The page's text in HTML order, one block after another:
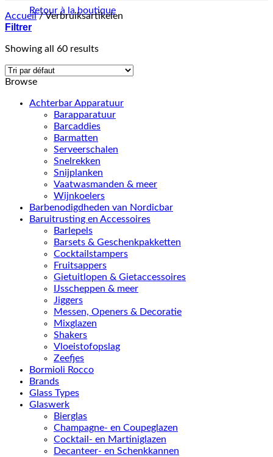
Retour à la boutique
Accueil /Verbruiksartikelen
Filtrer
Showing all 60 results
Browse
Achterbar Apparatuur
Barapparatuur
Barcaddies
Barmatten
Serveerschalen
Snelrekken
Snijplanken
Vaatwasmanden & meer
Wijnkoelers
Barbenodigdheden van Nordicbar
Baruitrusting en Accessoires
Barlepels
Barsets & Geschenkpakketten
Cocktailstampers
Fruitsappers
Gietuitlopen & Gietaccessoires
IJsscheppen & meer
Jiggers
Messen, Openers & Decoratie
Mixglazen
Shakers
Vloeistofopslag
Zeefjes
Bormioli Rocco
Brands
Glass Types
Glaswerk
Bierglas
Champagne- en Coupeglazen
Cocktail- en Martiniglazen
Decanteer- en Schenkkannen